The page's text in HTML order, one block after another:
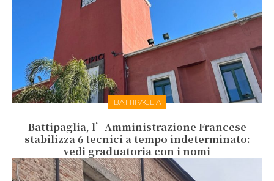
BATTIPAGLIA
Battipaglia, l’Amministrazione Francese
stabilizza 6 tecnici a tempo indeterminato:
vedi graduatoria con i nomi